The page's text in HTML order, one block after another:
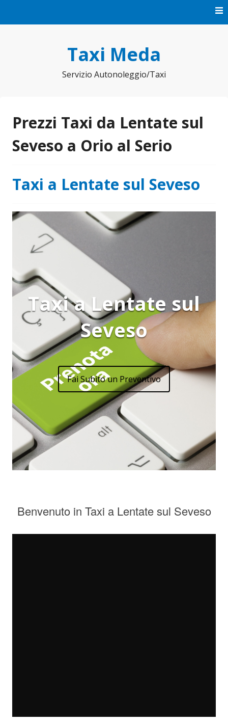
Taxi Meda
Servizio Autonoleggio/Taxi
Prezzi Taxi da Lentate sul
Seveso a Orio al Serio
Taxi a Lentate sul Seveso
Taxi a Lentate sul
Seveso
Fai Subito un Preventivo
Benvenuto in Taxi a Lentate sul Seveso